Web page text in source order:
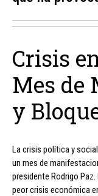
Crisis
Mes de
y
La crisis política y
un mes de
presidente Rodrigo
peor crisis económica